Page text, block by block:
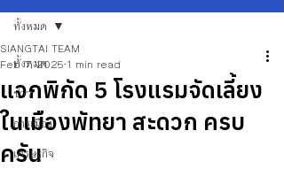
ทั้งหมด
ข่าว
การเมือง
เศรษฐกิจ
ทั้งหมด
แจกพิกัด 5 โรงแรมจัดเลี้ยง
ในเมืองพัทยา สะดวก ครบ
ครัน
SIANGTAI TEAM
Feb 7, 2025 1 min read